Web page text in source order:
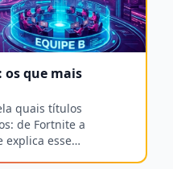
os que mais
quais títulos
de Fortnite a
explica esse